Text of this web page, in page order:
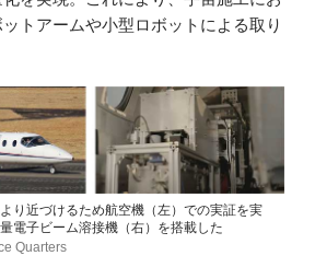
トアームや小型ロボットによる取り
り近づけるため航空機（左）での実証を実
電子ビーム溶接機（右）を搭載した
Quarters